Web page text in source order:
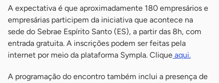
A expectativa é que aproximadamente 180 empresários e
empresárias participem da iniciativa que acontece na
sede do Sebrae Espírito Santo (ES), a partir das 8h, com
entrada gratuita. A inscrições podem ser feitas pela
internet por meio da plataforma Sympla. Clique aqui.
A programação do encontro também inclui a presença de